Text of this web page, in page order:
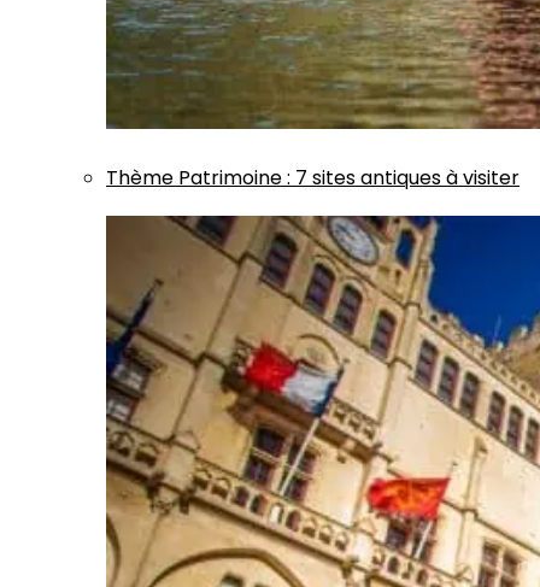
Thème Patrimoine: 7 sites antiques à visiter